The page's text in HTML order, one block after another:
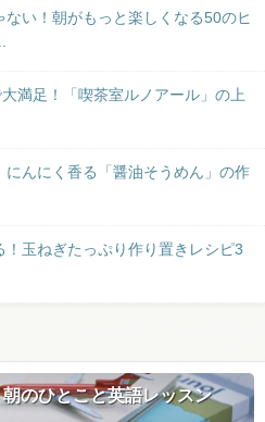
い！朝がもっと楽しくなる50のヒ
満足！「喫茶室ルノアール」の上
にんにく香る「醤油そうめん」の作
！玉ねぎたっぷり作り置きレシピ3
のひとこと英語レッスン